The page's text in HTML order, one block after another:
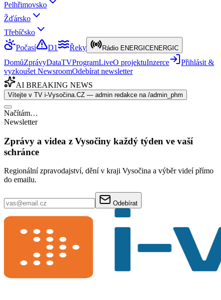
Pelhřimovsko
Žďársko
Třebíčsko
Počasí
D1 Řeky Rádio ENERGICENERGIC
DomůZprávyDataTVProgramLiveO projektuInzerce
Přihlásit &
vyzkoušet NewsroomOdebírat newsletter
AI BREAKING NEWS
Vítejte v TV i-Vysočina.CZ — admin redakce na /admin_phm
Načítám…
Newsletter
Zprávy a videa z Vysočiny každý týden ve vaší
schránce
Regionální zpravodajství, dění v kraji Vysočina a výběr videí přímo
do emailu.
Odebírat